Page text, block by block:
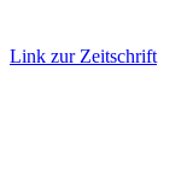
Link zur Zeitschrift